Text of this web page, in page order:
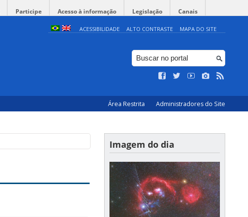
Participe Acesso à informação Legislação Canais
ACESSIBILIDADE ALTO CONTRASTE MAPA DO SITE
Área Restrita Administradores do Site
Imagem do dia